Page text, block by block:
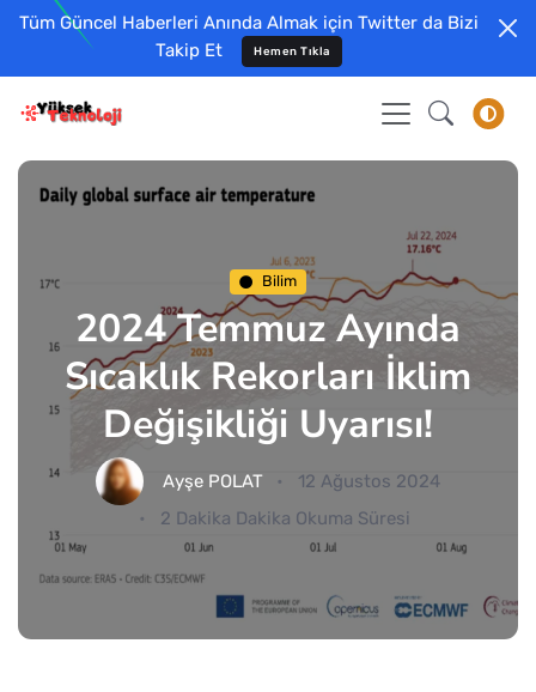
Tüm Güncel Haberleri Anında Almak için Twitter da Bizi
Takip Et
Hemen Tıkla
Bilim
2024 Temmuz Ayında
Sıcaklık Rekorları İklim
Değişikliği Uyarısı!
Ayşe POLAT
12 Ağustos 2024
2 Dakika Dakika Okuma Süresi